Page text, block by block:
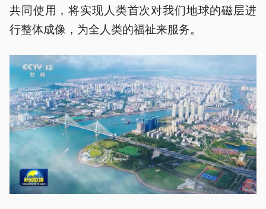
共同使用，将实现人类首次对我们地球的磁层进
行整体成像，为全人类的福祉来服务。